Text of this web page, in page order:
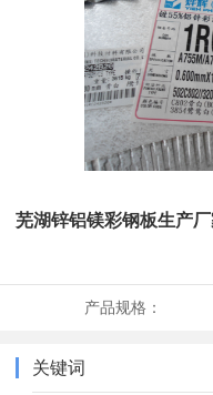
芜湖锌铝镁彩钢板生产
产品规格：
关键词